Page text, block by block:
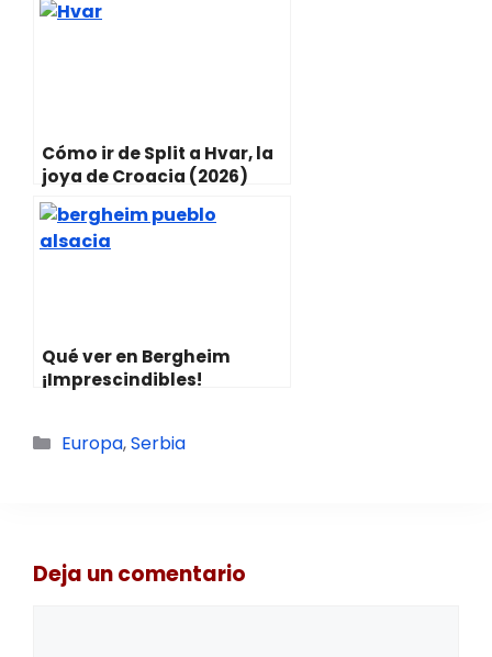
Cómo ir de Split a Hvar, la
joya de Croacia (2026)
Qué ver en Bergheim
¡Imprescindibles!
Categorías
Europa,Serbia
Deja un comentario